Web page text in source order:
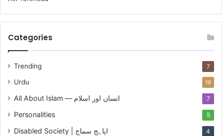
Categories
Trending 7
Urdu 19
All About Islam — انسان اور اسلام 7
Personalities 5
Disabled Society | اپاہج سماج 4